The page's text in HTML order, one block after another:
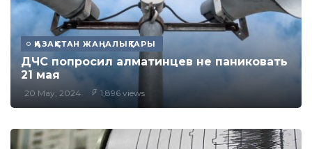
ҚАЗАҚСТАН ЖАҢАЛЫҚТАРЫ
ДЧС попросил алматинцев не паниковать
21 мая
20 May, 2024 1,896 views